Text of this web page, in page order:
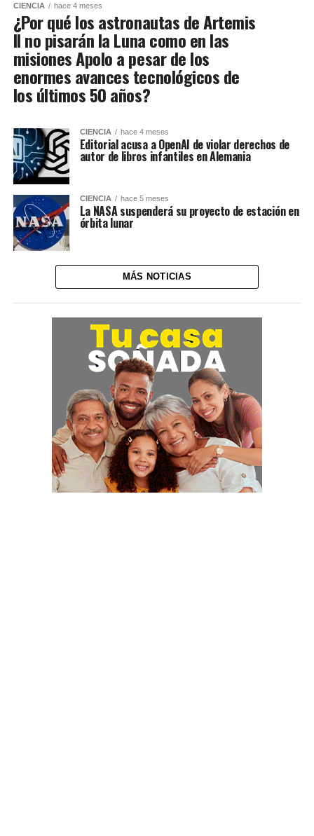
CIENCIA hace 4 meses
¿Por qué los astronautas de Artemis
II no pisarán la Luna como en las
misiones Apolo a pesar de los
enormes avances tecnológicos de
los últimos 50 años?
CIENCIA hace 4 meses
Editorial acusa a OpenAI de violar derechos de
autor de libros infantiles en Alemania
CIENCIA hace 5 meses
La NASA suspenderá su proyecto de estación en
órbita lunar
MÁS NOTICIAS